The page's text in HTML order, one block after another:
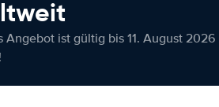
Angebot ist gültig bis 11. August